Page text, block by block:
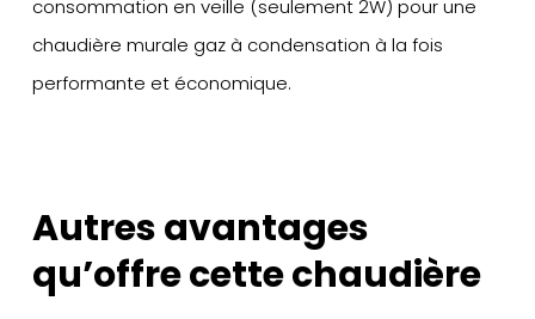
consommation en veille (seulement 2W) pour une
chaudière murale gaz à condensation à la fois
performante et économique.
Autres avantages
qu’offre cette chaudière